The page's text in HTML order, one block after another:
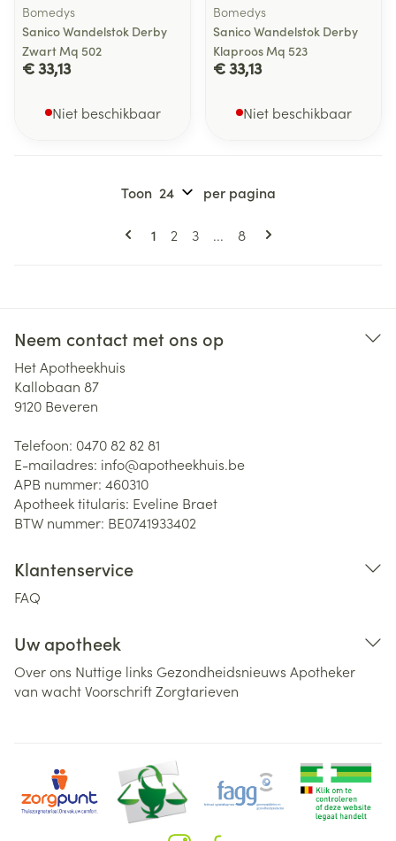
Bomedys
Sanico Wandelstok Derby
Zwart Mq 502
€ 33,13
Niet beschikbaar
Bomedys
Sanico Wandelstok Derby
Klaproos Mq 523
€ 33,13
Niet beschikbaar
Pagina's
U lees momenteel pagina
1 Pagina
2 Pagina
3 ... Pagina
8
Toon per pagina
Neem contact met ons op
Het Apotheekhuis
Kallobaan 87
9120 Beveren
Telefoon: 0470 82 82 81
E-mailadres: info@apotheekhuis.be
APB nummer: 460310
Apotheek titularis: Eveline Braet
BTW nummer: BE0741933402
Klantenservice
FAQ
Uw apotheek
Over ons Nuttige links Gezondheidsnieuws Apotheker
van wachtVoorschriftZorgtarieven